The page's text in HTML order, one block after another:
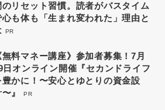
のリセット習慣。読者がバスタイム
心も体も「生まれ変われた」理由と
PR
無料マネー講座》参加者募集！7月
日オンライン開催『セカンドライフ
豊かに！〜安心とゆとりの資金設
』
PR